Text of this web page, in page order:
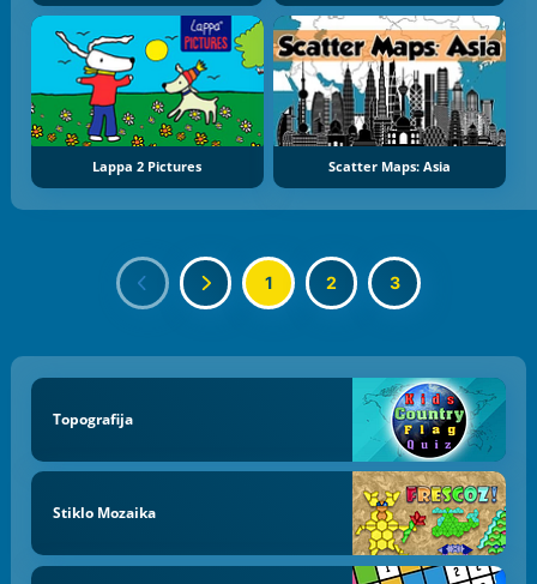
Lappa 2 Pictures Scatter Maps: Asia
1 2 3
Topografija
Stiklo Mozaika